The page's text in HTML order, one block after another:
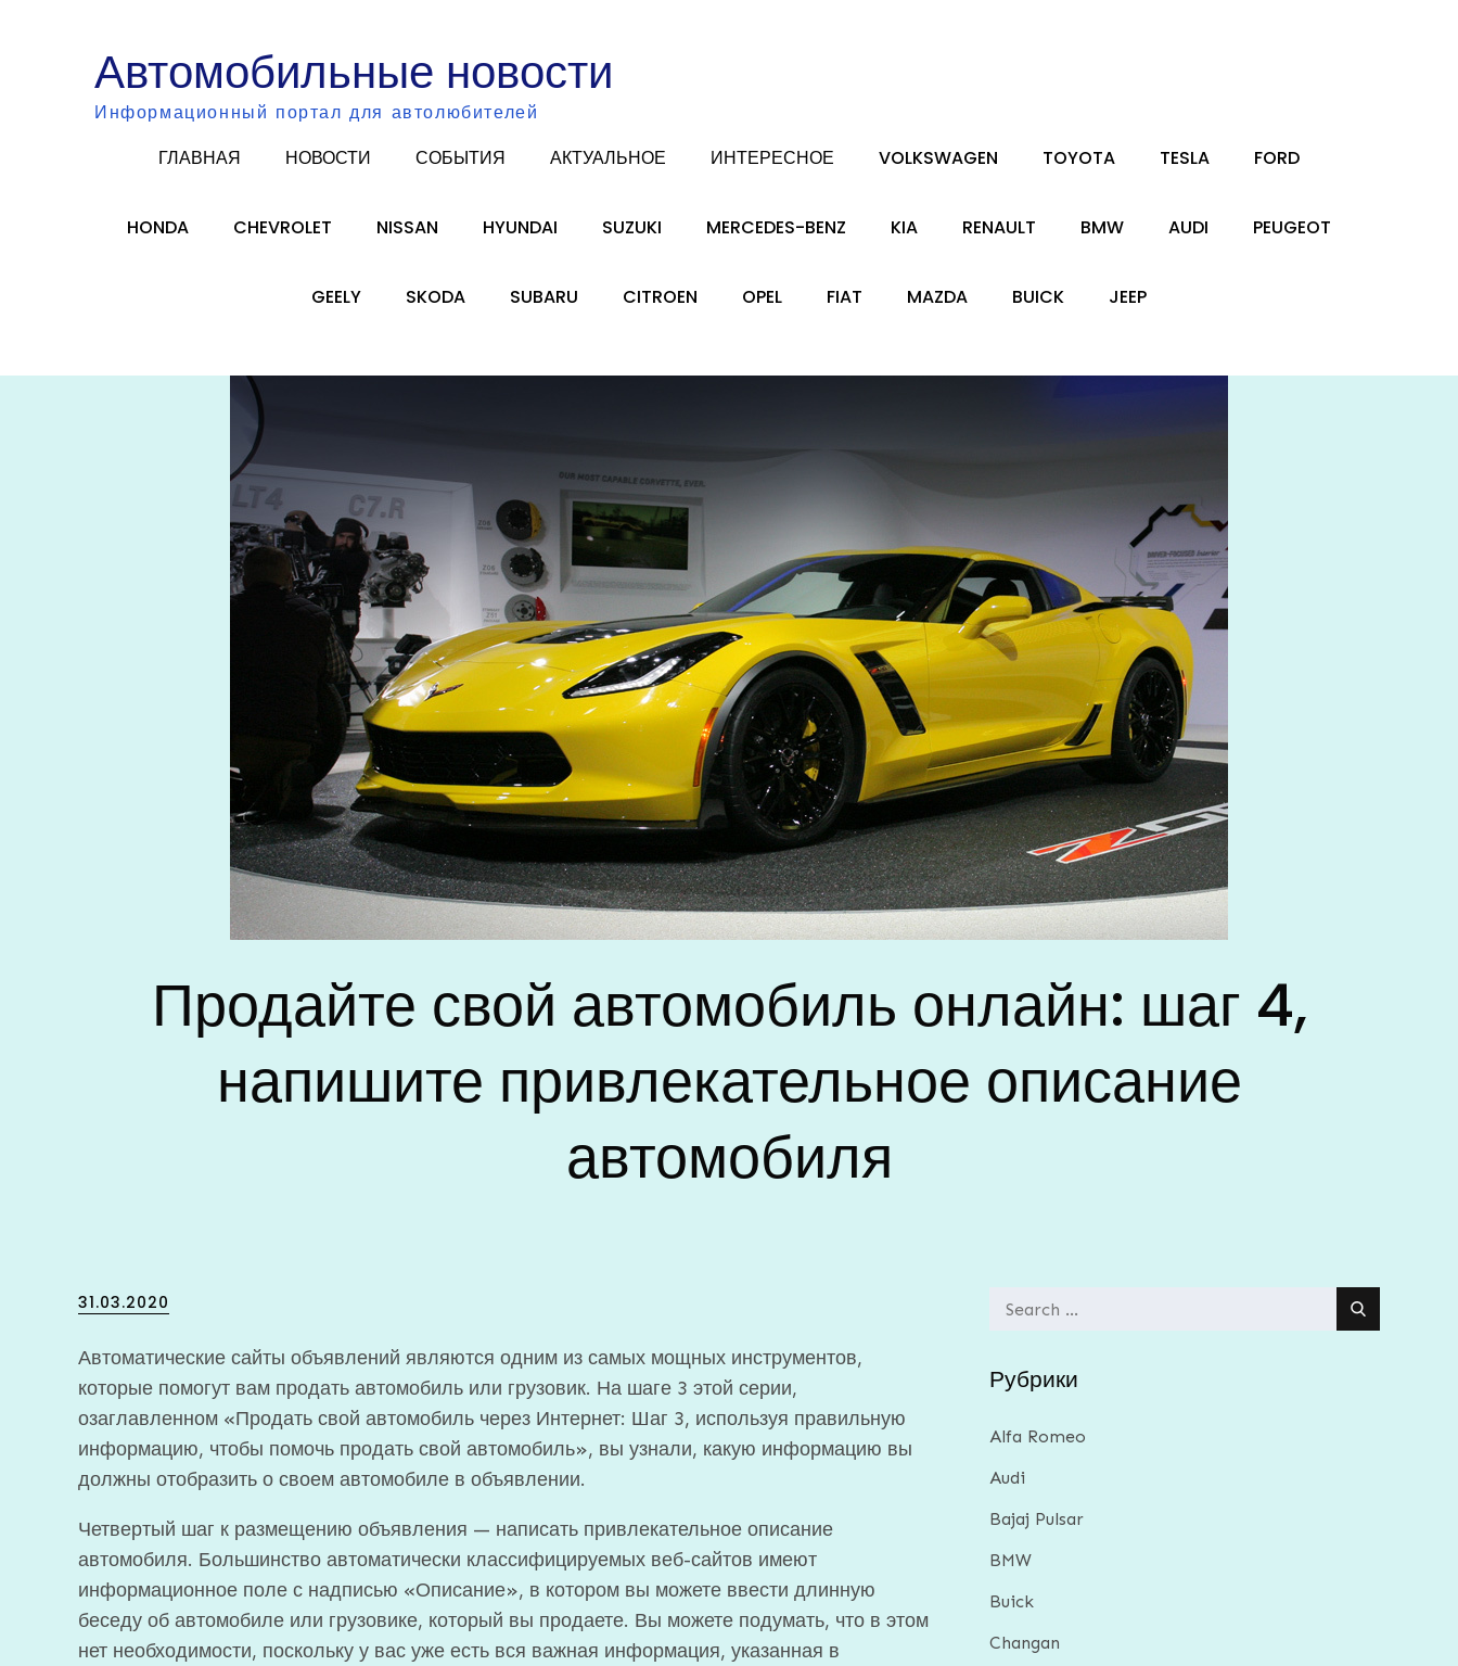
Автомобильные новости
Информационный портал для автолюбителей
ГЛАВНАЯ НОВОСТИ СОБЫТИЯ АКТУАЛЬНОЕ ИНТЕРЕСНОЕ VOLKSWAGEN TOYOTA TESLA FORD
HONDA CHEVROLET NISSAN HYUNDAI SUZUKI MERCEDES-BENZ KIA RENAULT BMW AUDI PEUGEOT
GEELY SKODA SUBARU CITROEN OPEL FIAT MAZDA BUICK JEEP
Продайте свой автомобиль онлайн: шаг 4,
напишите привлекательное описание
автомобиля
Posted
31.03.2020
Автоматические сайты объявлений являются одним из самых мощных инструментов,
которые помогут вам продать автомобиль или грузовик. На шаге 3 этой серии,
озаглавленном «Продать свой автомобиль через Интернет: Шаг 3, используя правильную
информацию, чтобы помочь продать свой автомобиль», вы узнали, какую информацию вы
должны отобразить о своем автомобиле в объявлении.
Четвертый шаг к размещению объявления — написать привлекательное описание
автомобиля. Большинство автоматически классифицируемых веб-сайтов имеют
информационное поле с надписью «Описание», в котором вы можете ввести длинную
беседу об автомобиле или грузовике, который вы продаете. Вы можете подумать, что в этом
нет необходимости, поскольку у вас уже есть вся важная информация, указанная в
Search
Рубрики
Alfa Romeo
Audi
Bajaj Pulsar
BMW
Buick
Changan